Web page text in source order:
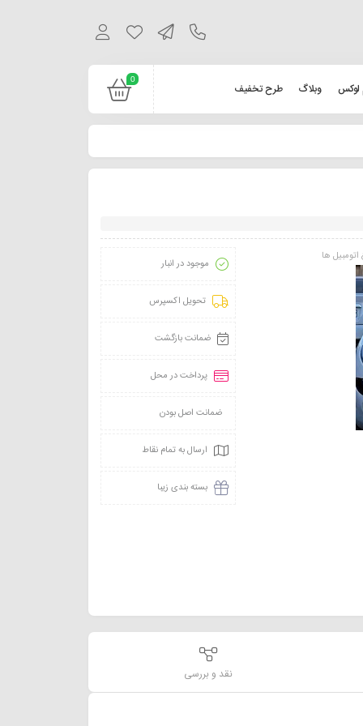
0
لوکس وبلاگ طرح تخفیف
ها
موجود در انبار
تحویل اکسپرس
ضمانت بازگشت
پرداخت در محل
ضمانت اصل بودن
ارسال به تمام نقاط
بسته بندی زیبا
نقد و بررسی